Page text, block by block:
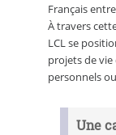
Français
À travers
LCL se
projets de vie
personnels
Une